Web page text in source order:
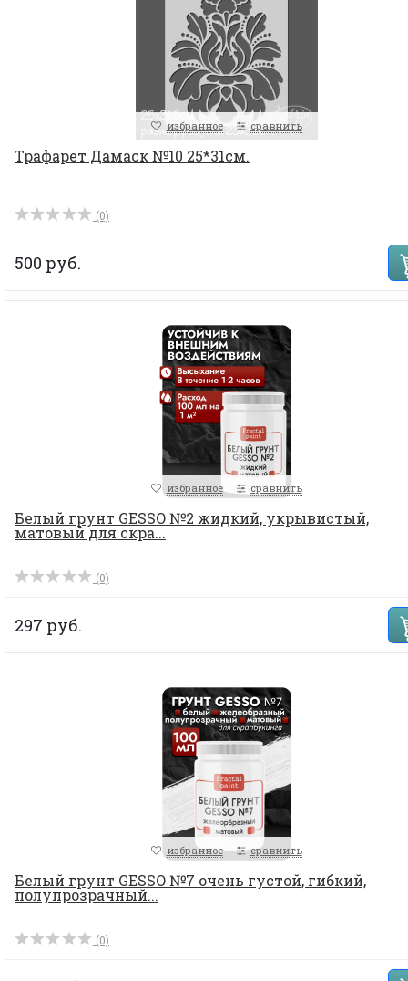
избранное сравнить
Трафарет Дамаск №10 25*31см.
(0)
500 руб.
избранное сравнить
Белый грунт GESSO №2 жидкий, укрывистый,
матовый для скра...
(0)
297 руб.
избранное сравнить
Белый грунт GESSO №7 очень густой, гибкий,
полупрозрачный...
(0)